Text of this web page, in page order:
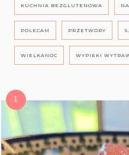
KUCHNIA BEZGLUTENOWA
POLECAM PRZETWORY
WIELKANOC WYPIEKI